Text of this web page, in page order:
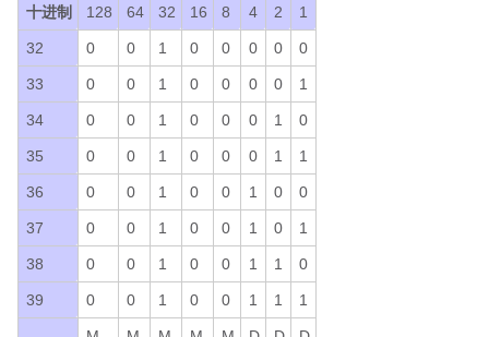
十进制 128 64 32 16 8 4 2 1
32 0 0 1 0 0 0 0 0
33 0 0 1 0 0 0 0 1
34 0 0 1 0 0 0 1 0
35 0 0 1 0 0 0 1 1
36 0 0 1 0 0 1 0 0
37 0 0 1 0 0 1 0 1
38 0 0 1 0 0 1 1 0
39 0 0 1 0 0 1 1 1